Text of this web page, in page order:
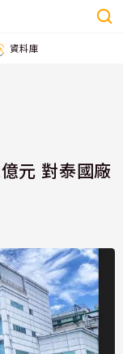
資料庫
元 對泰國廠